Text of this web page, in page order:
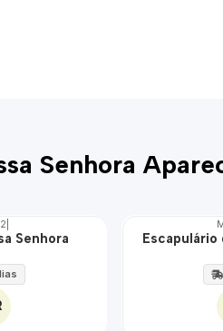
Senhora
Senhora
🇵🇹
Escapulário